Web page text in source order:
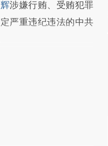
涉嫌行贿、受贿犯罪
严重违纪违法的中共